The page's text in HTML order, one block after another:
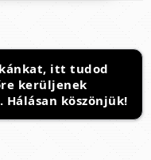
itt tudod
kerüljenek
köszönjük!